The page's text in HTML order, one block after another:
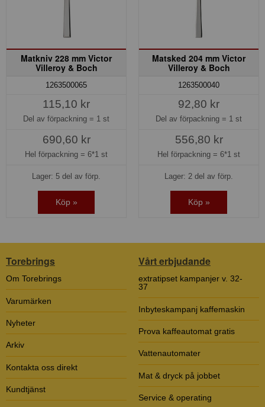
Matkniv 228 mm Victor
Villeroy & Boch
1263500065
115,10 kr
Del av förpackning = 1 st
690,60 kr
Hel förpackning = 6*1 st
Lager: 5 del av förp.
Köp »
Matsked 204 mm Victor
Villeroy & Boch
1263500040
92,80 kr
Del av förpackning = 1 st
556,80 kr
Hel förpackning = 6*1 st
Lager: 2 del av förp.
Köp »
Torebrings
Om Torebrings
Varumärken
Nyheter
Arkiv
Kontakta oss direkt
Kundtjänst
Vårt erbjudande
extratipset kampanjer v. 32-
37
Inbyteskampanj kaffemaskin
Prova kaffeautomat gratis
Vattenautomater
Mat & dryck på jobbet
Service & operating